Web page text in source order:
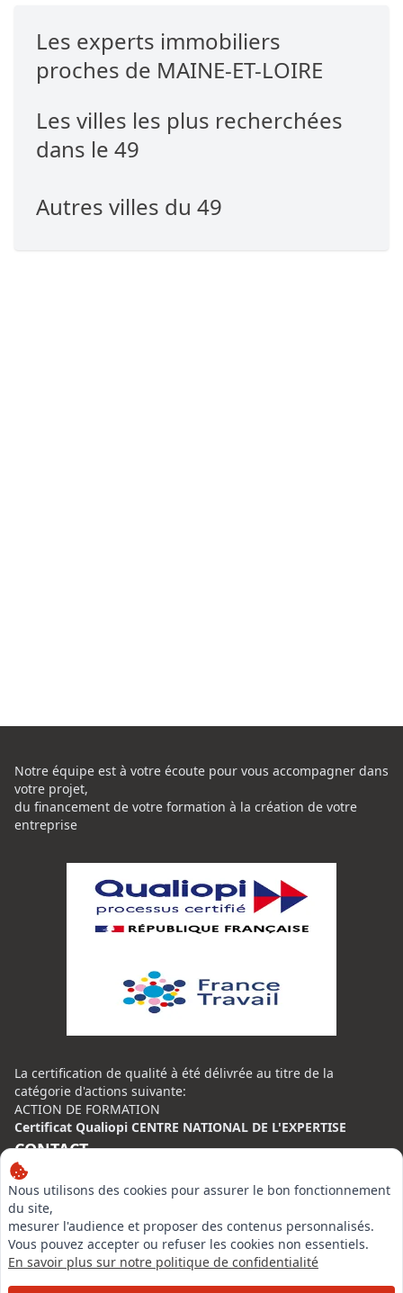
Les experts immobiliers
proches de MAINE-ET-LOIRE
Les villes les plus recherchées
dans le 49
Autres villes du 49
Nous utilisons des cookies pour assurer le bon fonctionnement
du site,
mesurer l'audience et proposer des contenus personnalisés.
Vous pouvez accepter ou refuser les cookies non essentiels.
En savoir plus sur notre politique de confidentialité
Notre équipe est à votre écoute pour vous accompagner dans
votre projet,
du financement de votre formation à la création de votre
entreprise
La certification de qualité à été délivrée au titre de la
catégorie d'actions suivante:
ACTION DE FORMATION
Certificat Qualiopi CENTRE NATIONAL DE L'EXPERTISE
CONTACT
Centre National de l’Expertise (CNE)
20 rue Henri Regnault, 75014 Paris
N°VERT : 0800 00 80 89